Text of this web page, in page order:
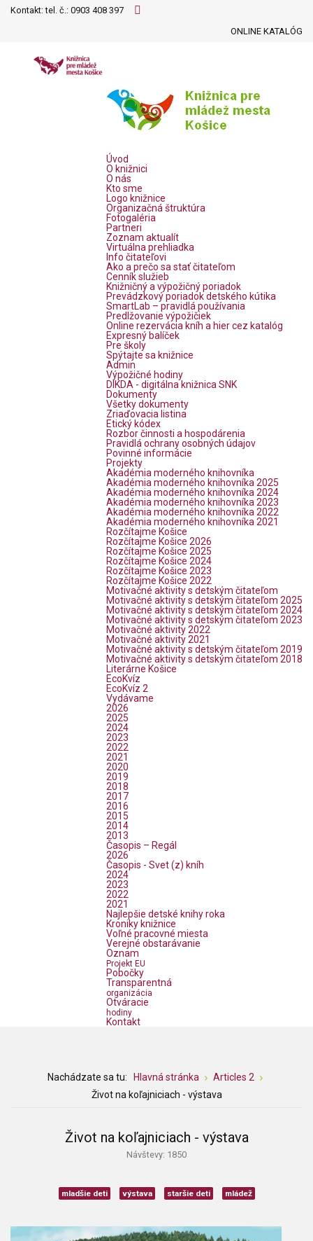
Kontakt: tel. č.: 0903 408 397
ONLINE KATALÓG
Úvod
O knižnici
O nás
Kto sme
Logo knižnice
Organizačná štruktúra
Fotogaléria
Partneri
Zoznam aktualít
Virtuálna prehliadka
Info čitateľovi
Ako a prečo sa stať čitateľom
Cenník služieb
Knižničný a výpožičný poriadok
Prevádzkový poriadok detského kútika
SmartLab – pravidlá používania
Predlžovanie výpožičiek
Online rezervácia kníh a hier cez katalóg
Expresný balíček
Pre školy
Spýtajte sa knižnice
Admin
Výpožičné hodiny
DIKDA - digitálna knižnica SNK
Dokumenty
Všetky dokumenty
Zriaďovacia listina
Etický kódex
Rozbor činnosti a hospodárenia
Pravidlá ochrany osobných údajov
Povinné informácie
Projekty
Akadémia moderného knihovníka
Akadémia moderného knihovníka 2025
Akadémia moderného knihovníka 2024
Akadémia moderného knihovníka 2023
Akadémia moderného knihovníka 2022
Akadémia moderného knihovníka 2021
Rozčítajme Košice
Rozčítajme Košice 2026
Rozčítajme Košice 2025
Rozčítajme Košice 2024
Rozčítajme Košice 2023
Rozčítajme Košice 2022
Motivačné aktivity s detským čitateľom
Motivačné aktivity s detským čitateľom 2025
Motivačné aktivity s detským čitateľom 2024
Motivačné aktivity s detským čitateľom 2023
Motivačné aktivity 2022
Motivačné aktivity 2021
Motivačné aktivity s detským čitateľom 2019
Motivačné aktivity s detským čitateľom 2018
Literárne Košice
EcoKvíz
EcoKvíz 2
Vydávame
2026
2025
2024
2023
2022
2021
2020
2019
2018
2017
2016
2015
2014
2013
Časopis – Regál
2026
Časopis - Svet (z) kníh
2024
2023
2022
2021
Najlepšie detské knihy roka
Kroniky knižnice
Voľné pracovné miesta
Verejné obstarávanie
Oznam
Projekt EU
Pobočky
Transparentná
organizácia
Otváracie
hodiny
Kontakt
Nachádzate sa tu: Hlavná stránka
Articles 2
Život na koľajniciach - výstava
Život na koľajniciach - výstava
Návštevy: 1850
mladšie deti výstava staršie deti mládež